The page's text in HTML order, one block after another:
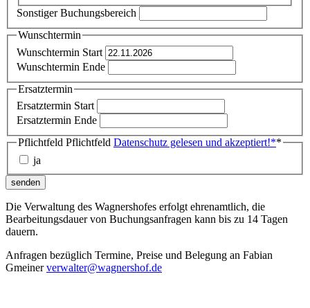
Sonstiger Buchungsbereich
Wunschtermin
Wunschtermin Start
Wunschtermin Ende
Ersatztermin
Ersatztermin Start
Ersatztermin Ende
Pflichtfeld Pflichtfeld Datenschutz gelesen und akzeptiert!**
ja
senden
Die Verwaltung des Wagnershofes erfolgt ehrenamtlich, die
Bearbeitungsdauer von Buchungsanfragen kann bis zu 14 Tagen
dauern.
Anfragen bezüglich Termine, Preise und Belegung an Fabian
Gmeinerverwalter@wagnershof.de